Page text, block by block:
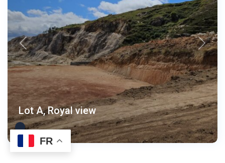
Previous Next
Lot A, Royal view
FR